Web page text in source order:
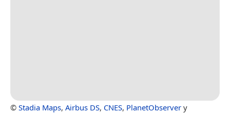
© Stadia Maps, Airbus DS, CNES, PlanetObserver y